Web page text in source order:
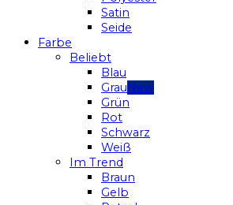
Satin
Seide
Farbe
Beliebt
Blau
Grau
Grün
Rot
Schwarz
Weiß
Im Trend
Braun
Gelb